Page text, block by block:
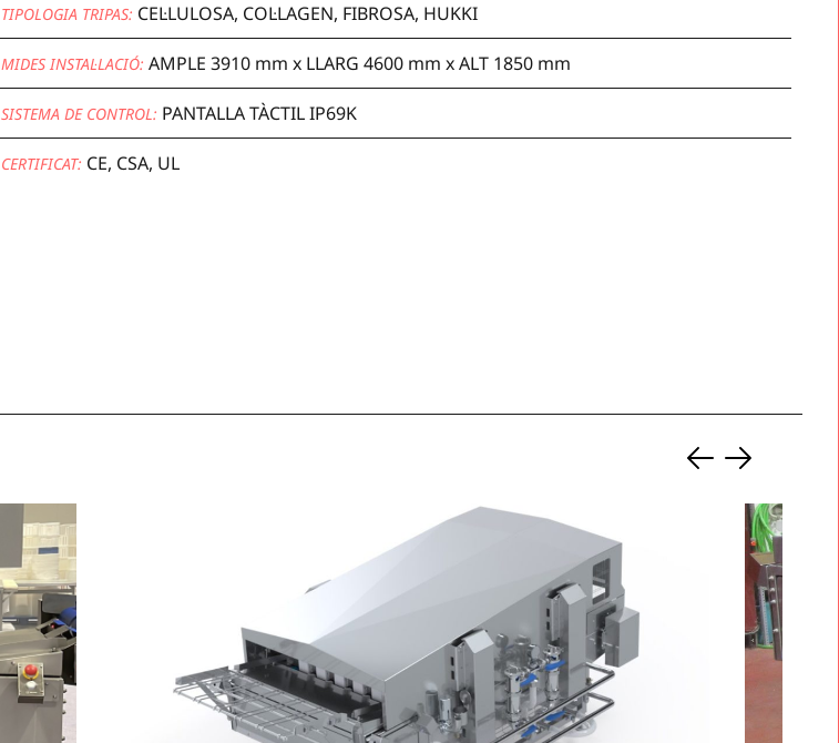
TIPOLOGIA TRIPAS: CEL·LULOSA, COL·LAGEN, FIBROSA, HUKKI
MIDES INSTAL·LACIÓ: AMPLE 3910 mm x LLARG 4600 mm x ALT 1850 mm
SISTEMA DE CONTROL: PANTALLA TÀCTIL IP69K
CERTIFICAT: CE, CSA, UL